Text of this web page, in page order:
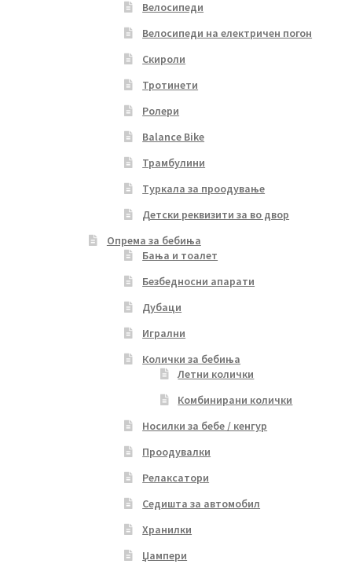
Велосипеди
Велосипеди на електричен погон
Скироли
Тротинети
Ролери
Balance Bike
Трамбулини
Туркала за проодување
Детски реквизити за во двор
Опрема за бебиња
Бања и тоалет
Безбедносни апарати
Дубаци
Игрални
Колички за бебиња
Летни колички
Комбинирани колички
Носилки за бебе / кенгур
Проодувалки
Релаксатори
Седишта за автомобил
Хранилки
Џампери